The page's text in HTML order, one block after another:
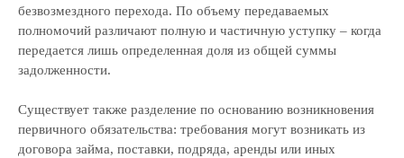
безвозмездного перехода. По объему передаваемых
полномочий различают полную и частичную уступку – когда
передается лишь определенная доля из общей суммы
задолженности.
Существует также разделение по основанию возникновения
первичного обязательства: требования могут возникать из
договора займа, поставки, подряда, аренды или иных